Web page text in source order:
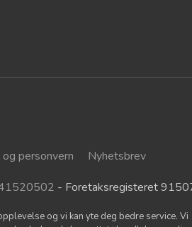
personvern
Nyhetsbrev
- Foretaksregisteret
og vi kan yte deg bedre service. Vi